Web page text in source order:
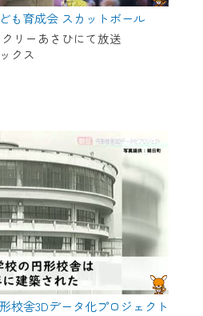
も育成会 スカットボール
クリーあさひにて放送
クス
校舎3Dデータ化プロジェクト